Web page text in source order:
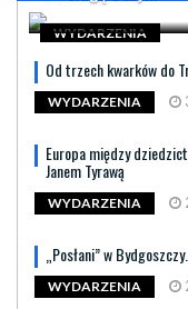
WYDARZENIA
Od trzech kwarków do
WYDARZENIA
Europa między
Janem Tyrawą
WYDARZENIA
„Posłani” w
WYDARZENIA